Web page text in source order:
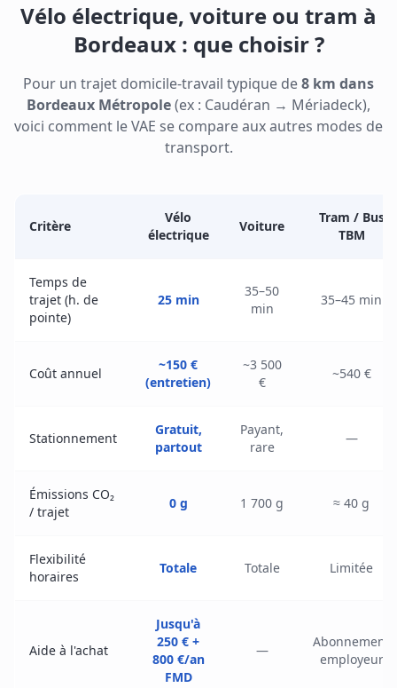
Vélo électrique, voiture ou tram à
Bordeaux : que choisir ?
Pour un trajet domicile-travail typique de8 km dans
Bordeaux Métropole(ex : Caudéran → Mériadeck),
voici comment le VAE se compare aux autres modes de
transport.
Critère
Vélo
électrique
Voiture
Tram / Bus
TBM
Temps de
trajet (h. de
pointe)
25 min
35–50
min
35–45 min
Coût annuel
~150 €
(entretien)
~3 500
€
~540 €
Stationnement
Gratuit,
partout
Payant,
rare
—
Émissions CO₂
/ trajet
0 g 1 700 g ≈ 40 g
Flexibilité
horaires
Totale Totale Limitée
Aide à l'achat
Jusqu'à
250 € +
800 €/an
FMD
—
Abonnement
employeur